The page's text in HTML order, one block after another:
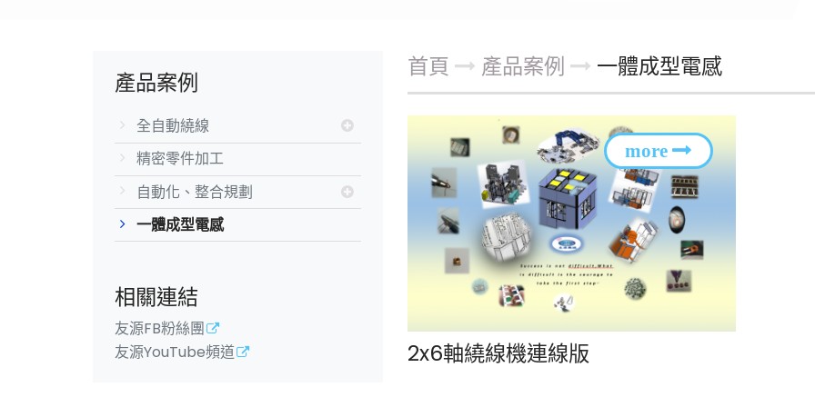
產品案例
全自動繞線
精密零件加工
自動化、整合規劃
一體成型電感
相關連結
友源FB粉絲團
友源YouTube頻道
首頁 產品案例 一體成型電感
2x6軸繞線機連線版